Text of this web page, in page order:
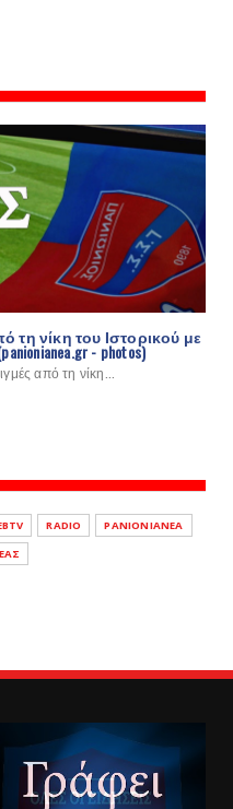
νίκη του Ιστορικού με
- photos)
από τη νίκη...
RADIO
PANIONIANEA